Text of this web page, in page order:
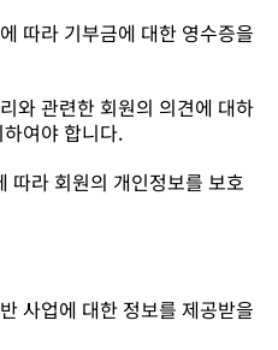
따라 기부금에 대한 영수증을
와 관련한 회원의 의견에 대하
여야 합니다.
따라 회원의 개인정보를 보호
사업에 대한 정보를 제공받을